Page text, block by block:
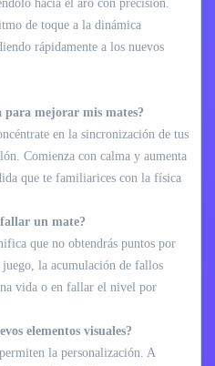
hacia el aro con precisión.
de toque a la dinámica
rápidamente a los nuevos
para mejorar mis mates?
en la sincronización de tus
Comienza con calma y aumenta
que te familiarices con la física
un mate?
que no obtendrás puntos por
la acumulación de fallos
vida o en fallar el nivel por
elementos visuales?
la personalización. A